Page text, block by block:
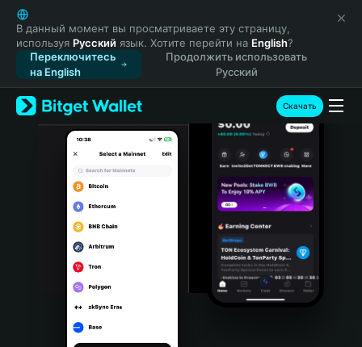
English
日本語
Tiếng Việt
Русский
Español (Latinoamérica)
Türkçe
Italiano
Português (Portugal)
Bahasa Indonesia
Português (Brasil)
В данный момент вы просматриваете эту страницу,
используя Русский язык. Хотите перейти на English?
Переключитесь
на English
Продолжить использовать
Русский
Скачать